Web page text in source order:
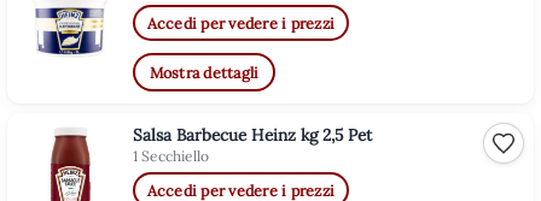
Accedi per vedere i prezzi
Mostra dettagli
Salsa Barbecue Heinz kg 2,5 Pet
1 Secchiello
Accedi per vedere i prezzi